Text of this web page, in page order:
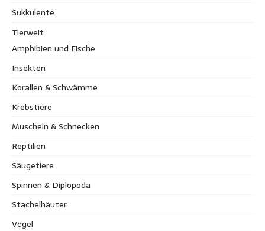
Sukkulente
Tierwelt
Amphibien und Fische
Insekten
Korallen & Schwämme
Krebstiere
Muscheln & Schnecken
Reptilien
Säugetiere
Spinnen & Diplopoda
Stachelhäuter
Vögel